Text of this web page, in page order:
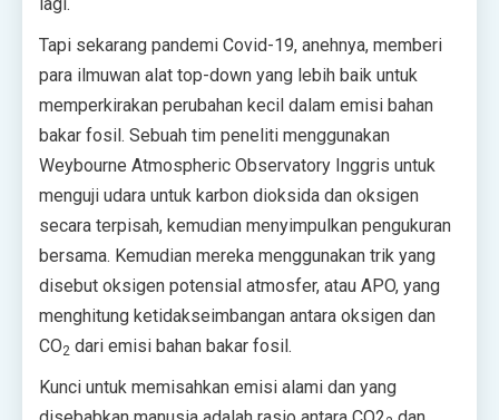
Tapi sekarang pandemi Covid-19, anehnya, memberi
para ilmuwan alat top-down yang lebih baik untuk
memperkirakan perubahan kecil dalam emisi bahan
bakar fosil. Sebuah tim peneliti menggunakan
Weybourne Atmospheric Observatory Inggris untuk
menguji udara untuk karbon dioksida dan oksigen
secara terpisah, kemudian menyimpulkan pengukuran
bersama. Kemudian mereka menggunakan trik yang
disebut oksigen potensial atmosfer, atau APO, yang
menghitung ketidakseimbangan antara oksigen dan
CO2 dari emisi bahan bakar fosil.
Kunci untuk memisahkan emisi alami dan yang